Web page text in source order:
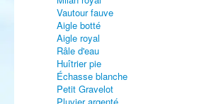
Vautour fauve
Aigle botté
Aigle royal
Râle d'eau
Huîtrier pie
Échasse blanche
Petit Gravelot